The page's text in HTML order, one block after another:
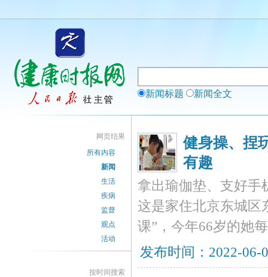
新闻标题 新闻全文
网页结果
所有内容
新闻
生活
疾病
监督
观点
活动
按时间搜索
健身操、捏
有趣
拿出瑜伽垫、支好手
这是家住北京东城区
课”，今年66岁的她
发布时间：2022-